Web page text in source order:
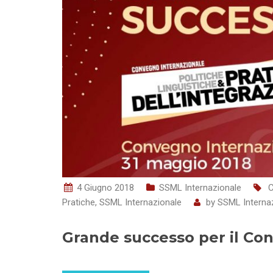
4 Giugno 2018 SSML Internazionale
Pratiche, SSML Internazionale by SSML
Grande successo per il